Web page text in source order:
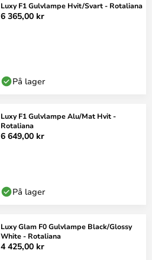
Luxy F1 Gulvlampe Hvit/Svart - Rotaliana
6 365,00 kr
På lager
Luxy F1 Gulvlampe Alu/Mat Hvit -
Rotaliana
6 649,00 kr
På lager
Luxy Glam F0 Gulvlampe Black/Glossy
White - Rotaliana
4 425,00 kr